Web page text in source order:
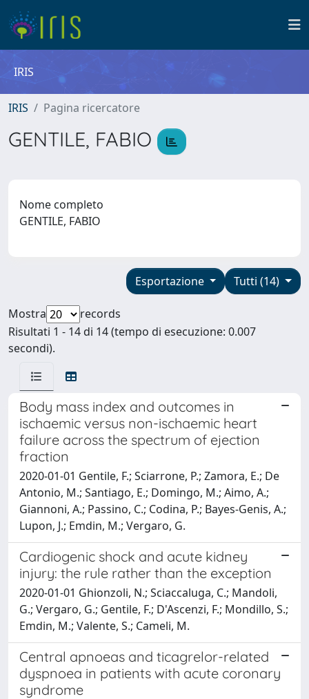
IRIS
IRIS Pagina ricercatore
GENTILE, FABIO
Nome completo
GENTILE, FABIO
Tutti (14)
Esportazione
Mostra
records
Risultati 1 - 14 di 14 (tempo di esecuzione: 0.007
secondi).
Body mass index and outcomes in
ischaemic versus non-ischaemic heart
failure across the spectrum of ejection
fraction
2020-01-01 Gentile, F.; Sciarrone, P.; Zamora, E.; De
Antonio, M.; Santiago, E.; Domingo, M.; Aimo, A.;
Giannoni, A.; Passino, C.; Codina, P.; Bayes-Genis, A.;
Lupon, J.; Emdin, M.; Vergaro, G.
Cardiogenic shock and acute kidney
injury: the rule rather than the exception
2020-01-01 Ghionzoli, N.; Sciaccaluga, C.; Mandoli,
G.; Vergaro, G.; Gentile, F.; D'Ascenzi, F.; Mondillo, S.;
Emdin, M.; Valente, S.; Cameli, M.
Central apnoeas and ticagrelor-related
dyspnoea in patients with acute coronary
syndrome